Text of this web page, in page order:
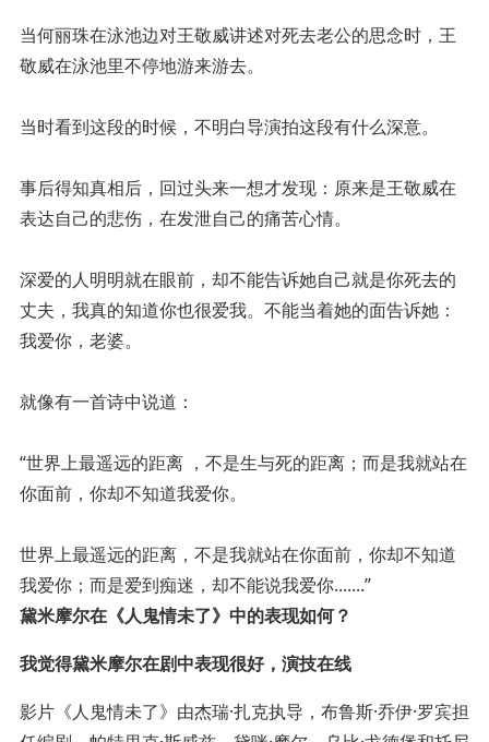
当何丽珠在泳池边对王敬威讲述对死去老公的思念时，王
敬威在泳池里不停地游来游去。
当时看到这段的时候，不明白导演拍这段有什么深意。
事后得知真相后，回过头来一想才发现：原来是王敬威在
表达自己的悲伤，在发泄自己的痛苦心情。
深爱的人明明就在眼前，却不能告诉她自己就是你死去的
丈夫，我真的知道你也很爱我。不能当着她的面告诉她：
我爱你，老婆。
就像有一首诗中说道：
“世界上最遥远的距离 ，不是生与死的距离；而是我就站在
你面前，你却不知道我爱你。
世界上最遥远的距离，不是我就站在你面前，你却不知道
我爱你；而是爱到痴迷，却不能说我爱你.......”
黛米摩尔在《人鬼情未了》中的表现如何？
我觉得黛米摩尔在剧中表现很好，演技在线
影片《人鬼情未了》由杰瑞·扎克执导，布鲁斯·乔伊·罗宾担